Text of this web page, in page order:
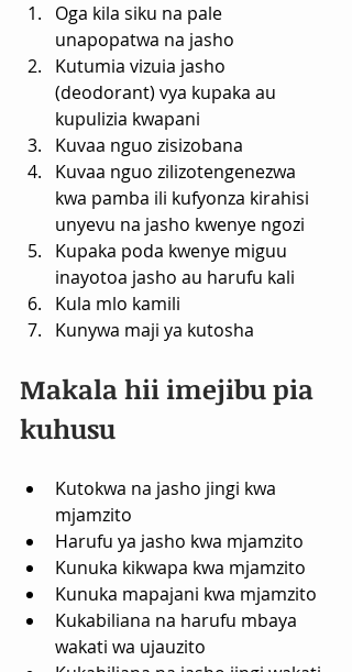
Oga kila siku na pale
unapopatwa na jasho
Kutumia vizuia jasho
(deodorant) vya kupaka au
kupulizia kwapani
Kuvaa nguo zisizobana
Kuvaa nguo zilizotengenezwa
kwa pamba ili kufyonza kirahisi
unyevu na jasho kwenye ngozi
Kupaka poda kwenye miguu
inayotoa jasho au harufu kali
Kula mlo kamili
Kunywa maji ya kutosha
Makala hii imejibu pia
kuhusu
Kutokwa na jasho jingi kwa
mjamzito
Harufu ya jasho kwa mjamzito
Kunuka kikwapa kwa mjamzito
Kunuka mapajani kwa mjamzito
Kukabiliana na harufu mbaya
wakati wa ujauzito